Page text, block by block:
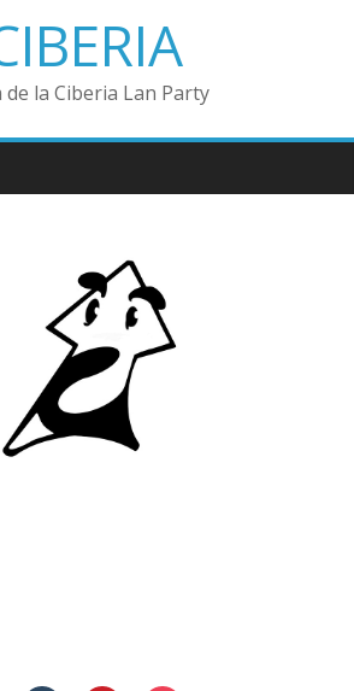
de la Ciberia Lan Party